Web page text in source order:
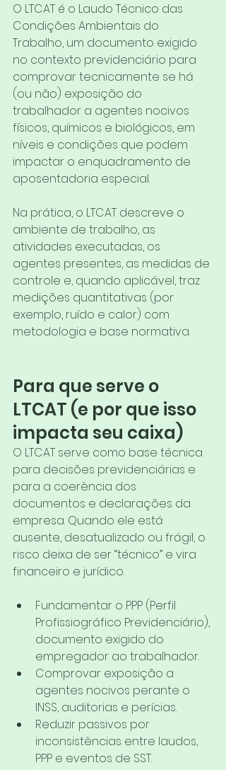
O LTCAT é o Laudo Técnico das
Condições Ambientais do
Trabalho, um documento exigido
no contexto previdenciário para
comprovar tecnicamente se há
(ou não) exposição do
trabalhador a agentes nocivos
físicos, químicos e biológicos, em
níveis e condições que podem
impactar o enquadramento de
aposentadoria especial.
Na prática, o LTCAT descreve o
ambiente de trabalho, as
atividades executadas, os
agentes presentes, as medidas de
controle e, quando aplicável, traz
medições quantitativas (por
exemplo, ruído e calor) com
metodologia e base normativa.
Para que serve o
LTCAT (e por que isso
impacta seu caixa)
O LTCAT serve como base técnica
para decisões previdenciárias e
para a coerência dos
documentos e declarações da
empresa. Quando ele está
ausente, desatualizado ou frágil, o
risco deixa de ser “técnico” e vira
financeiro e jurídico.
Fundamentar o PPP (Perfil
Profissiográfico Previdenciário),
documento exigido do
empregador ao trabalhador.
Comprovar exposição a
agentes nocivos perante o
INSS, auditorias e perícias.
Reduzir passivos por
inconsistências entre laudos,
PPP e eventos de SST.